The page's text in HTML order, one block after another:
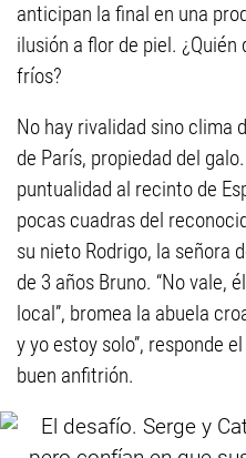
anticipan la final en una
ilusión a flor de piel.
fríos?
No hay rivalidad sino clima
de París, propiedad del
puntualidad al recinto de
pocas cuadras del
su nieto Rodrigo, la señora
de 3 años Bruno. “No vale,
local”, bromea la abuela
y yo estoy solo”, responde
buen anfitrión.